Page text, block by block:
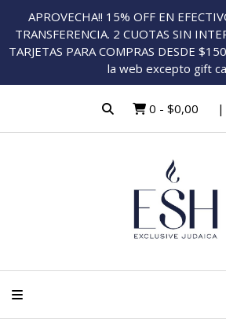
APROVECHA!! 15% OFF EN
TRANSFERENCIA. 2 CUOTAS SIN
TARJETAS PARA COMPRAS DESDE
la web excepto gift
0 - $0,00